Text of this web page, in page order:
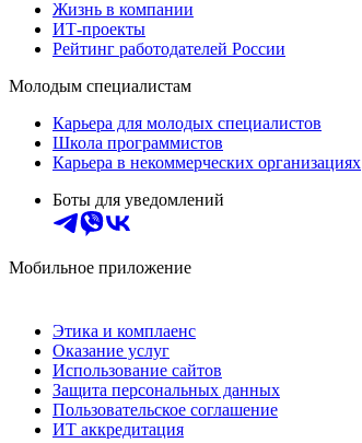
Жизнь в компании
ИТ-проекты
Рейтинг работодателей России
Молодым специалистам
Карьера для молодых специалистов
Школа программистов
Карьера в некоммерческих организациях
Боты для уведомлений
Мобильное приложение
Этика и комплаенс
Оказание услуг
Использование сайтов
Защита персональных данных
Пользовательское соглашение
ИТ аккредитация